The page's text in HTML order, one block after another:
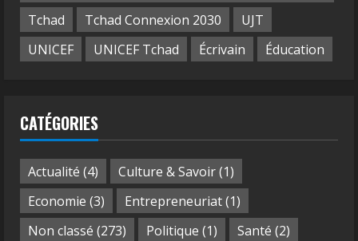
Tchad
Tchad Connexion 2030
UJT
UNICEF
UNICEF Tchad Écrivain Éducation
CATÉGORIES
Actualité (4) Culture & Savoir(1)
Economie (3) Entrepreneuriat(1)
Non classé (273) Politique (1) Santé (2)